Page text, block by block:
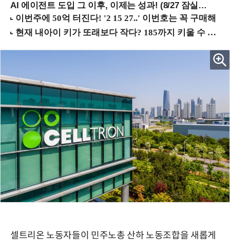
AI 에이전트 도입 그 이후, 이제는 성과! (8/27 잠실역)
셀트리온 노동자들이 민주노총 산하 노동조합을 새롭게